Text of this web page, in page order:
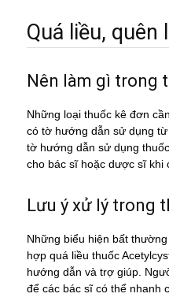
Quá liều, quên
Nên làm gì trong
Những loại thuốc kê đơn
có tờ hướng dẫn sử dụng
tờ hướng dẫn sử dụng
cho bác sĩ hoặc dược sĩ khi
Lưu ý xử lý trong
Những biểu hiện bất
hợp quá liều thuốc
hướng dẫn và trợ giúp.
để các bác sĩ có thể nhanh